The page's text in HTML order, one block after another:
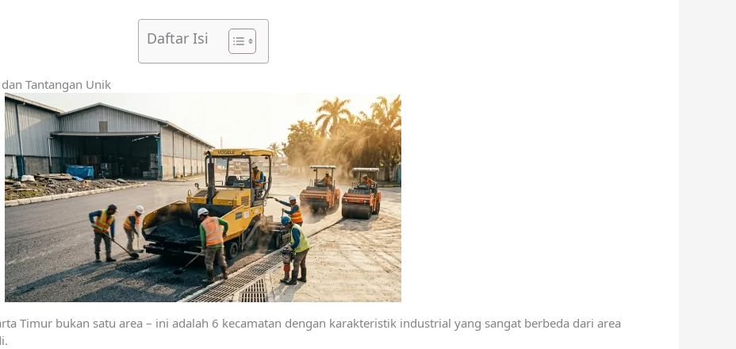
Daftar Isi
Tantangan Unik
Timur bukan satu area – ini adalah 6 kecamatan dengan karakteristik industrial yang sangat berbeda dari area